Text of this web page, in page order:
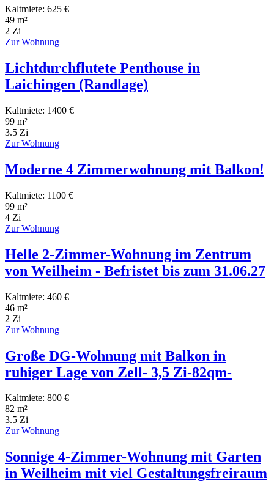
Kaltmiete: 625 €
49 m²
2 Zi
Zur Wohnung
Lichtdurchflutete Penthouse in
Laichingen (Randlage)
Kaltmiete: 1400 €
99 m²
3.5 Zi
Zur Wohnung
Moderne 4 Zimmerwohnung mit Balkon!
Kaltmiete: 1100 €
99 m²
4 Zi
Zur Wohnung
Helle 2-Zimmer-Wohnung im Zentrum
von Weilheim - Befristet bis zum 31.06.27
Kaltmiete: 460 €
46 m²
2 Zi
Zur Wohnung
Große DG-Wohnung mit Balkon in
ruhiger Lage von Zell- 3,5 Zi-82qm-
Kaltmiete: 800 €
82 m²
3.5 Zi
Zur Wohnung
Sonnige 4-Zimmer-Wohnung mit Garten
in Weilheim mit viel Gestaltungsfreiraum